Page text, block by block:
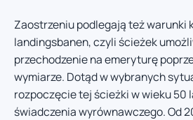
Zaostrzeniu podlegają też warunki
landingsbanen, czyli ścieżek
przechodzenie na emeryturę
wymiarze. Dotąd w wybranych
rozpoczęcie tej ścieżki w wieku 50
świadczenia wyrównawczego. Od